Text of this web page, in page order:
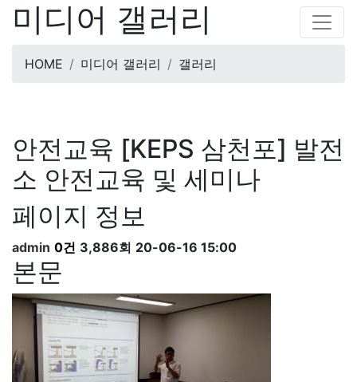
미디어 갤러리
HOME 미디어 갤러리 갤러리
안전교육 [KEPS 삼천포] 발전
소 안전교육 및 세미나
페이지 정보
admin 0건 3,886회 20-06-16 15:00
본문